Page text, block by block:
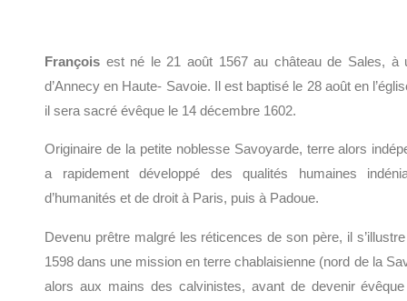
François est né le 21 août 1567 au château de Sales, à
d’Annecy en Haute- Savoie. Il est baptisé le 28 août en
il sera sacré évêque le 14 décembre 1602.
Originaire de la petite noblesse Savoyarde, terre alors
a rapidement développé des qualités humaines
d’humanités et de droit à Paris, puis à Padoue.
Devenu prêtre malgré les réticences de son père, il
1598 dans une mission en terre chablaisienne (nord de la
alors aux mains des calvinistes, avant de devenir